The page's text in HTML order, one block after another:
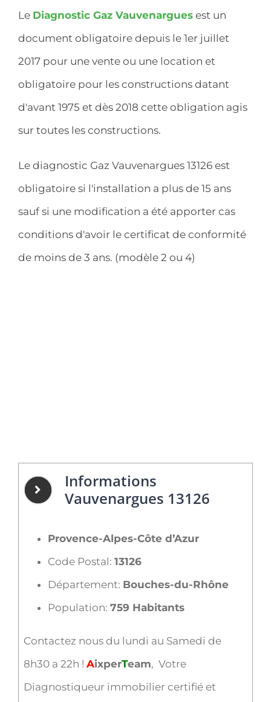
Le Diagnostic Gaz Vauvenargues est un
document obligatoire depuis le 1er juillet
2017 pour une vente ou une location et
obligatoire pour les constructions datant
d'avant 1975 et dès 2018 cette obligation agis
sur toutes les constructions.
Le diagnostic Gaz Vauvenargues 13126 est
obligatoire si l'installation a plus de 15 ans
sauf si une modification a été apporter cas
conditions d'avoir le certificat de conformité
de moins de 3 ans. (modèle 2 ou 4)
Informations
Vauvenargues 13126
Provence-Alpes-Côte d’Azur
Code Postal: 13126
Département: Bouches-du-Rhône
Population: 759 Habitants
Contactez nous du lundi au Samedi de
8h30 a 22h ! AixperTeam, Votre
Diagnostiqueur immobilier certifié et